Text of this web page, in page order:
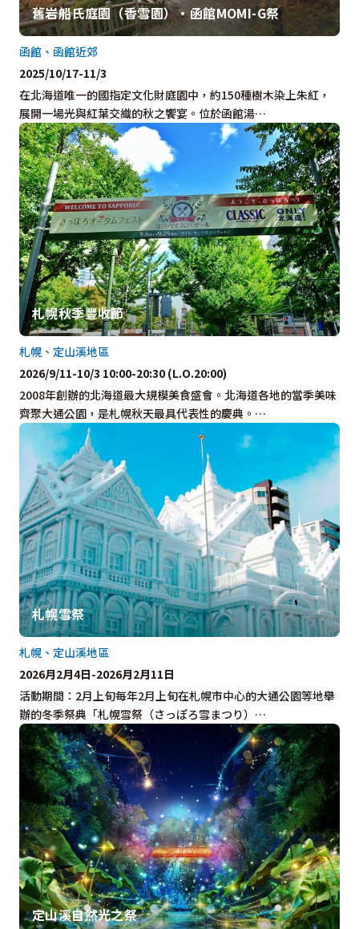
舊岩船氏庭園（香雪園）・函館MOMI-G祭
在北海道唯一的國指定文化財庭園中，約150種樹木染上朱紅，
展開一場光與紅葉交織的秋之饗宴。位於函館湯…
函館、函館近郊
2025/10/17-11/3
札幌秋季豐收節
2008年創辦的北海道最大規模美食盛會。北海道各地的當季美味
齊聚大通公園，是札幌秋天最具代表性的慶典。…
札幌、定山溪地區
2026/9/11-10/3 10:00-20:30 (L.O.20:00)
札幌雪祭
活動期間：2月上旬每年2月上旬在札幌市中心的大通公園等地舉
辦的冬季祭典「札幌雪祭（さっぽろ雪まつり）…
札幌、定山溪地區
2026月2月4日-2026月2月11日
定山溪自然光之祭